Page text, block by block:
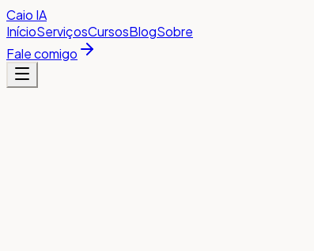
Caio IA
InícioServiçosCursosBlogSobre
Fale comigo